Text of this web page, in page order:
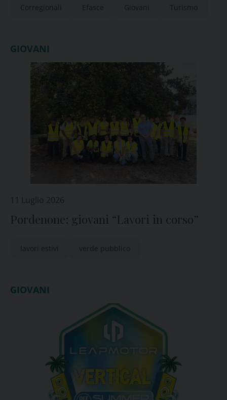
Corregionali Efasce Giovani Turismo
GIOVANI
11 Luglio 2026
Pordenone: giovani “Lavori in corso”
lavori estivi verde pubblico
GIOVANI